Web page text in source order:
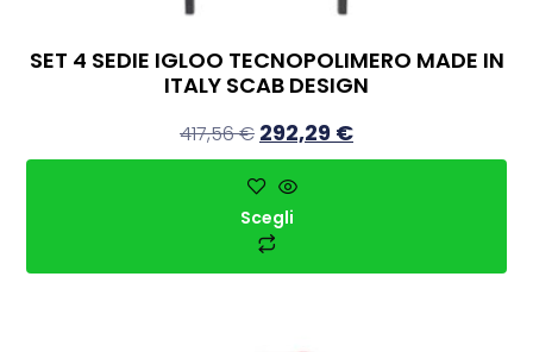
SET 4 SEDIE IGLOO TECNOPOLIMERO MADE IN
ITALY SCAB DESIGN
417,56€ 292,29 €
Scegli